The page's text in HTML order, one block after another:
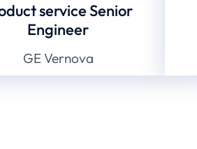
service Senior
Engineer
GE Vernova